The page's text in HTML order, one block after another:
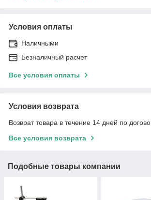
Условия оплаты
Наличными
Безналичный расчет
Все условия оплаты
Условия возврата
Возврат товара в течение 14 дней по
Все условия возврата
Подобные товары компании